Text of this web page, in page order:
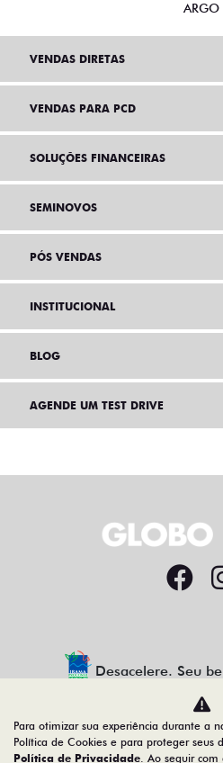
ARGO
VENDAS DIRETAS
VENDAS PARA PCD
SOLUÇÕES FINANCEIRAS
SEMINOVOS
PÓS VENDAS
INSTITUCIONAL
BLOG
AGENDE UM TEST DRIVE
Desacelere. Seu
GLOBO PLANALTO COM. DE
Para otimizar sua experiência durante a
Política de Cookies e para proteger seus
Política de Privacidade. Ao seguir com